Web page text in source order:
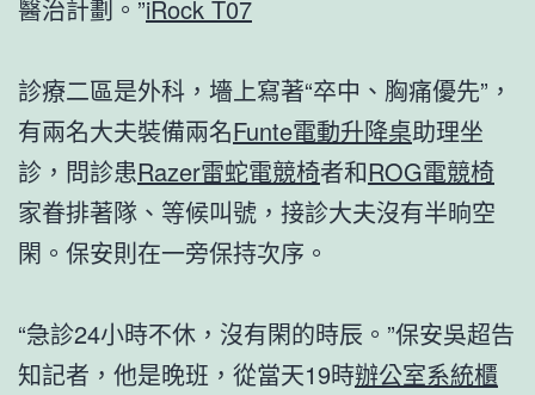
醫治計劃。”iRock T07
診療二區是外科，墻上寫著“卒中、胸痛優先”，
有兩名大夫裝備兩名Funte電動升降桌助理坐
診，問診患Razer雷蛇電競椅者和ROG電競椅
家眷排著隊、等候叫號，接診大夫沒有半晌空
閑。保安則在一旁保持次序。
“急診24小時不休，沒有閑的時辰。”保安吳超告
知記者，他是晚班，從當天19時辦公室系統櫃